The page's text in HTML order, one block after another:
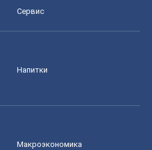
Сервис
Напитки
Mакроэкономика